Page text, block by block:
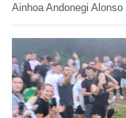
Ainhoa Andonegi Alonso